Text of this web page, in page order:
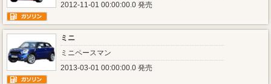
2012-11-01 00:00:00.0 発売
ミニ
ミニペースマン
2013-03-01 00:00:00.0 発売